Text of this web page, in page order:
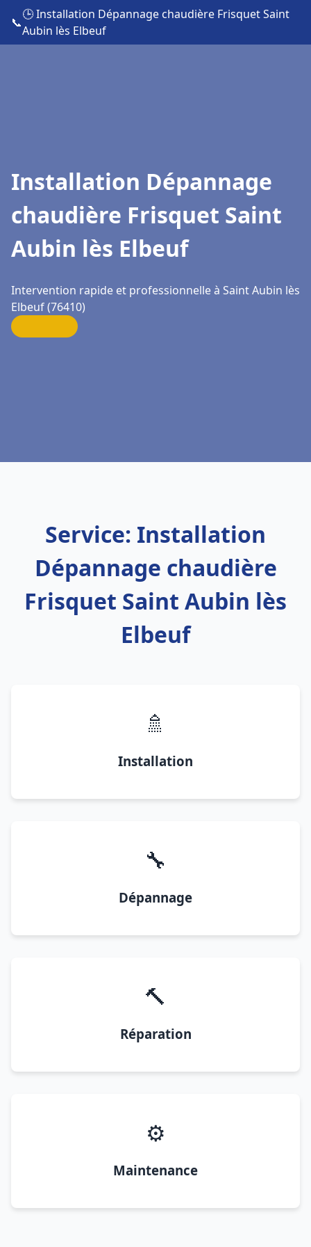
📞
🕒 Installation Dépannage chaudière Frisquet Saint
Aubin lès Elbeuf
Installation Dépannage
chaudière Frisquet Saint
Aubin lès Elbeuf
Intervention rapide et professionnelle à Saint Aubin lès
Elbeuf (76410)
Service: Installation
Dépannage chaudière
Frisquet Saint Aubin lès
Elbeuf
🚿
Installation
🔧
Dépannage
🔨
Réparation
⚙️
Maintenance